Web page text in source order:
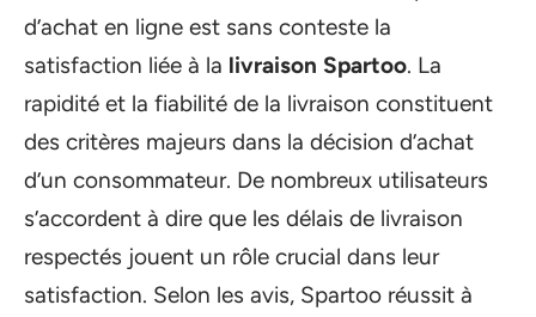
d’achat en ligne est sans conteste la
satisfaction liée à la livraison Spartoo. La
rapidité et la fiabilité de la livraison constituent
des critères majeurs dans la décision d’achat
d’un consommateur. De nombreux utilisateurs
s’accordent à dire que les délais de livraison
respectés jouent un rôle crucial dans leur
satisfaction. Selon les avis, Spartoo réussit à